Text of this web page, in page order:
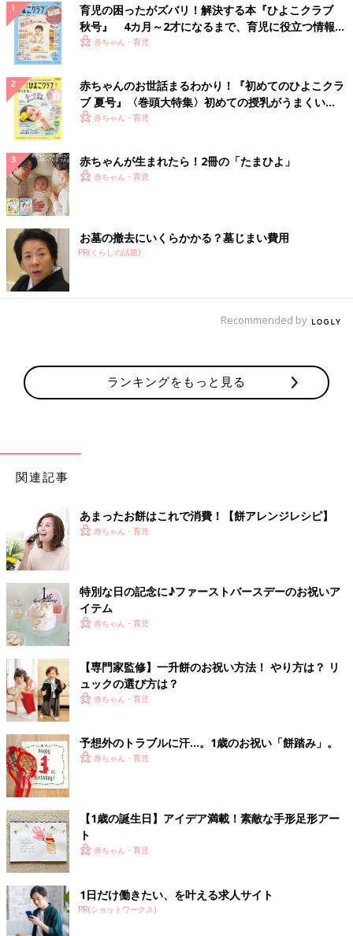
育児の困ったがズバリ！解決する本『ひよこクラブ
秋号』 4カ月～2才になるまで、育児に役立つ情報が
いっぱい！
赤ちゃん・育児
赤ちゃんのお世話まるわかり！『初めてのひよこクラ
ブ 夏号』〈巻頭大特集〉初めての授乳がうまくい
く！ おっぱい・ミルクの基本と夏のトラブル 解決テ
赤ちゃん・育児
赤ちゃんが生まれたら！2冊の「たまひよ」
赤ちゃん・育児
お墓の撤去にいくらかかる？墓じまい費用
PR(くらしの話題)
Recommended by
ランキングをもっと見る
関連記事
あまったお餅はこれで消費！【餅アレンジレシピ】
赤ちゃん・育児
特別な日の記念に♪ファーストバースデーのお祝いア
イテム
赤ちゃん・育児
【専門家監修】一升餅のお祝い方法！ やり方は？ リ
ュックの選び方は？
赤ちゃん・育児
予想外のトラブルに汗…。1歳のお祝い「餅踏み」。
赤ちゃん・育児
【1歳の誕生日】アイデア満載！素敵な手形足形アー
ト
赤ちゃん・育児
1日だけ働きたい、を叶える求人サイト
PR(ショットワークス)